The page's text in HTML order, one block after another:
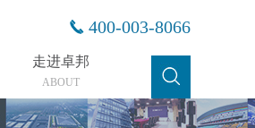
400-003-8066
走进卓邦
ABOUT